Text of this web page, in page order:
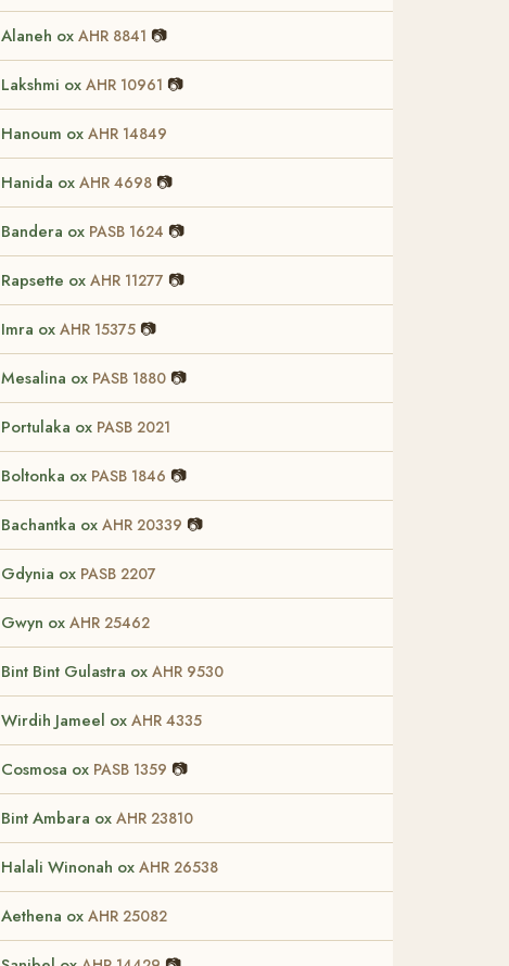
Alaneh ox AHR 8841 📷
Lakshmi ox AHR 10961 📷
Hanoum ox AHR 14849
Hanida ox AHR 4698 📷
Bandera ox PASB 1624 📷
Rapsette ox AHR 11277 📷
Imra ox AHR 15375 📷
Mesalina ox PASB 1880 📷
Portulaka ox PASB 2021
Boltonka ox PASB 1846 📷
Bachantka ox AHR 20339 📷
Gdynia ox PASB 2207
Gwyn ox AHR 25462
Bint Bint Gulastra ox AHR 9530
Wirdih Jameel ox AHR 4335
Cosmosa ox PASB 1359 📷
Bint Ambara ox AHR 23810
Halali Winonah ox AHR 26538
Aethena ox AHR 25082